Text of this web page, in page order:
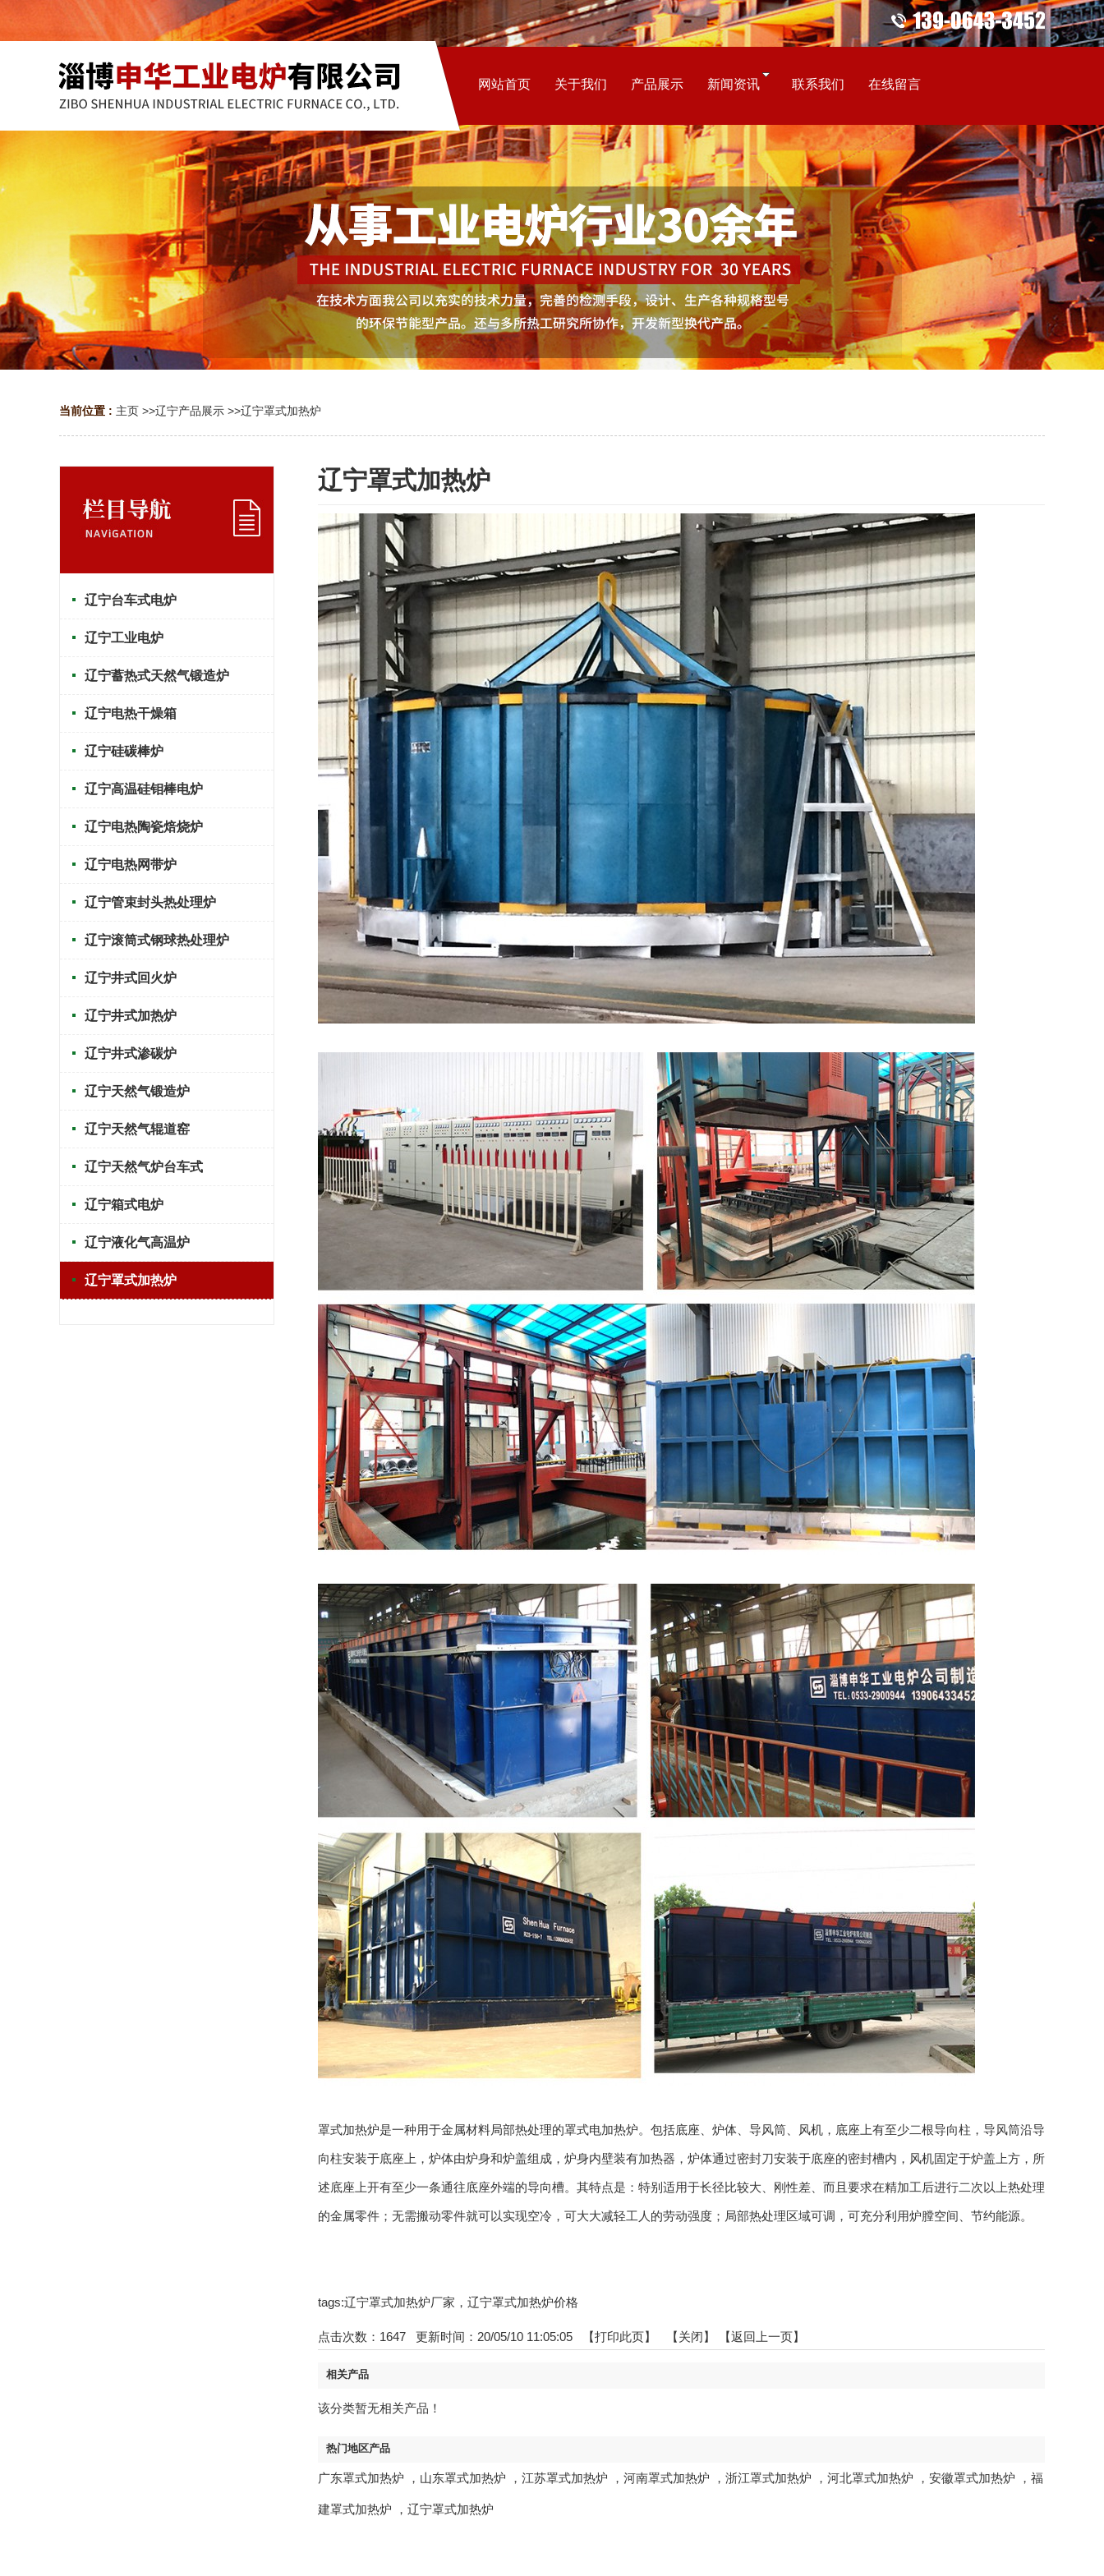
网站首页 关于我们 产品展示 新闻资讯 联系我们 在线留言
当前位置 : 主页 >>辽宁产品展示 >>辽宁罩式加热炉
辽宁台车式电炉
辽宁工业电炉
辽宁蓄热式天然气锻造炉
辽宁电热干燥箱
辽宁硅碳棒炉
辽宁高温硅钼棒电炉
辽宁电热陶瓷焙烧炉
辽宁电热网带炉
辽宁管束封头热处理炉
辽宁滚筒式钢球热处理炉
辽宁井式回火炉
辽宁井式加热炉
辽宁井式渗碳炉
辽宁天然气锻造炉
辽宁天然气辊道窑
辽宁天然气炉台车式
辽宁箱式电炉
辽宁液化气高温炉
辽宁罩式加热炉
辽宁罩式加热炉
罩式加热炉是一种用于金属材料局部热处理的罩式电加热炉。包括底座、炉体、导风筒、风机，底座上有至少二根导向柱，导风筒沿导
向柱安装于底座上，炉体由炉身和炉盖组成，炉身内壁装有加热器，炉体通过密封刀安装于底座的密封槽内，风机固定于炉盖上方，所
述底座上开有至少一条通往底座外端的导向槽。其特点是：特别适用于长径比较大、刚性差、而且要求在精加工后进行二次以上热处理
的金属零件；无需搬动零件就可以实现空冷，可大大减轻工人的劳动强度；局部热处理区域可调，可充分利用炉膛空间、节约能源。
tags:辽宁罩式加热炉厂家，辽宁罩式加热炉价格
点击次数： 1647 更新时间：20/05/10 11:05:05 【打印此页】 【关闭】 【返回上一页】
相关产品
该分类暂无相关产品！
热门地区产品
广东罩式加热炉 ， 山东罩式加热炉 ， 江苏罩式加热炉 ， 河南罩式加热炉 ， 浙江罩式加热炉 ， 河北罩式加热炉 ， 安徽罩式加热炉 ， 福
建罩式加热炉 ， 辽宁罩式加热炉